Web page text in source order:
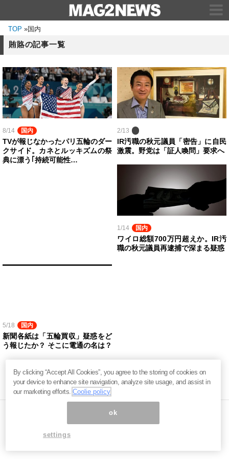
TOP »国内
賄賂の記事一覧
8/14 国内
TVが報じなかったパリ五輪のダー
クサイド。カネとルッキズムの祭
典に漂う｢持続可能性…
2/13
IR汚職の秋元議員「密告」に自民
激震。野党は「証人喚問」要求へ
1/14 国内
ワイロ総額700万円超えか。IR汚
職の秋元議員再逮捕で深まる疑惑
5/18 国内
新聞各紙は「五輪買収」疑惑をど
う報じたか？ そこに電通の名は？
ページ内の商標は全て商標権者に属します。無断転載を禁じます。 ©
By clicking “Accept All Cookies”, you agree to the storing of cookies on
your device to enhance site navigation, analyze site usage, and assist in
our marketing efforts.Coolie policy
ok
settings